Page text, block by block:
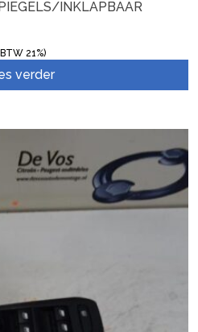
INKLAPBAAR
21%)
verder